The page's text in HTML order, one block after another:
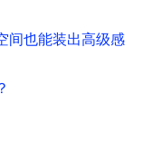
间也能装出高级感